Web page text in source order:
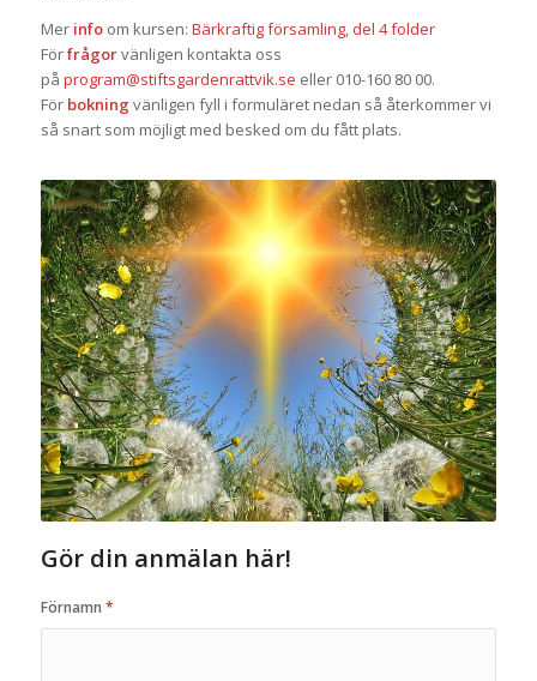
Merinfo om kursen: Bärkraftig församling, del 4 folder
Förfrågorvänligen kontakta oss
på program@stiftsgardenrattvik.se eller 010-160 80 00.
För bokning vänligen fyll i formuläret nedan så återkommer vi
så snart som möjligt med besked om du fått plats.
Gör din anmälan här!
Förnamn *